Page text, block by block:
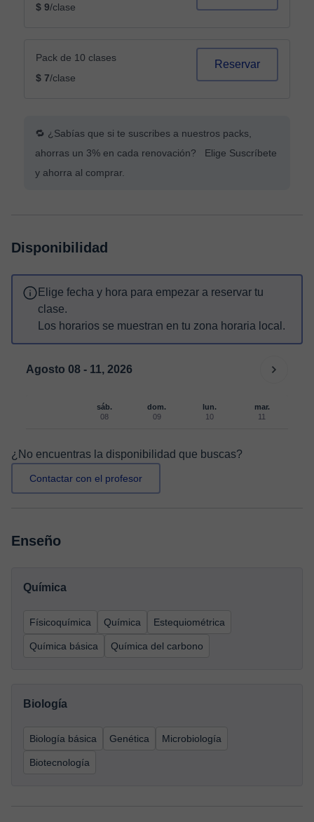
$ 9/clase
Pack de 10 clases
$ 7/clase
Reservar
🔁 ¿Sabías que si te suscribes a nuestros packs,
ahorras un 3% en cada renovación? Elige Suscríbete
y ahorra al comprar.
Disponibilidad
Elige fecha y hora para empezar a reservar tu
clase.
Los horarios se muestran en tu zona horaria local.
Agosto 08 - 11, 2026
sáb.
08
dom.
09
lun.
10
mar.
11
¿No encuentras la disponibilidad que buscas?
Contactar con el profesor
Enseño
Química
Físicoquímica Química Estequiométrica
Química básica Química del carbono
Biología
Biología básica Genética Microbiología
Biotecnología